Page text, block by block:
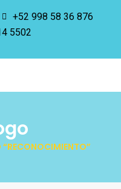
+52 998 58 36 876
5502